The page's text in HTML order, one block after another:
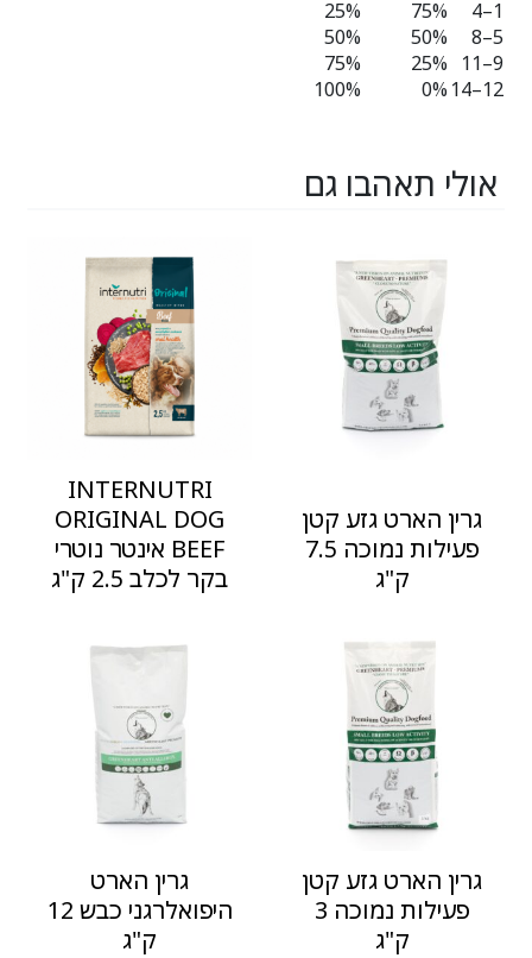
1–4
75%
25%
5–8
50%
50%
9–11
25%
75%
12–14
0%
100%
אולי תאהבו גם
גרין הארט גזע קטן
פעילות נמוכה 7.5
ק"ג
INTERNUTRI
ORIGINAL DOG
BEEF אינטר נוטרי
בקר לכלב 2.5 ק"ג
גרין הארט גזע קטן
פעילות נמוכה 3
ק"ג
גרין הארט
היפואלרגני כבש 12
ק"ג